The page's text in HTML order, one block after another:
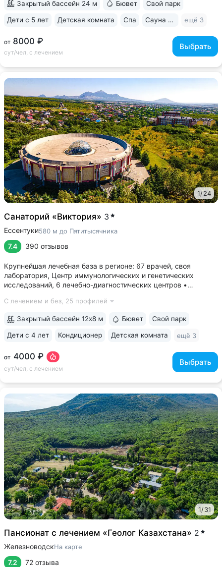
от 8000 ₽
сут/чел, с лечением
Выбрать
Закрытый бассейн 24 м Бювет Свой парк
Дети с 5 лет Детская комната Спа Сауна / хаммам ещё 3
1/24
Санаторий «Виктория» 3
Ессентуки580 м до Пятитысячника
7.4 390 отзывов
Крупнейшая лечебная база в регионе: 67 врачей, своя
лаборатория, Центр иммунологических и генетических
исследований, 6 лечебно-диагностических центров •
Ессентуков. 18 минут прогулки до Грязелечебницы им.
С лечением и без, 25 профилей
от 4000 ₽
сут/чел, с лечением
Выбрать
Закрытый бассейн 12х8 м Бювет Свой парк
Дети с 4 лет Кондиционер Детская комната ещё 3
1/31
Пансионат с лечением «Геолог Казахстана» 2
ЖелезноводскНа карте
7.2 72 отзыва